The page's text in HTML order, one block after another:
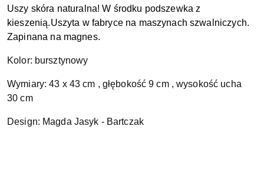
Uszy skóra naturalna! W środku podszewka z
kieszenią.Uszyta w fabryce na maszynach szwalniczych.
Zapinana na magnes.
Kolor: bursztynowy
Wymiary: 43 x 43 cm , głębokość 9 cm , wysokość ucha
30 cm
Design: Magda Jasyk - Bartczak